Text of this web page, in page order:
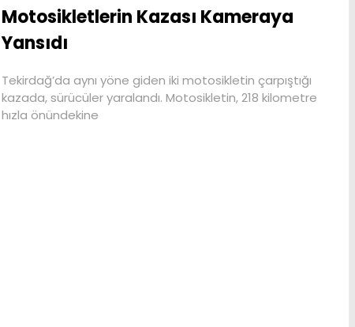
Motosikletlerin Kazası Kameraya
Yansıdı
Tekirdağ’da aynı yöne giden iki motosikletin çarpıştığı
kazada, sürücüler yaralandı. Motosikletin, 218 kilometre
hızla önündekine